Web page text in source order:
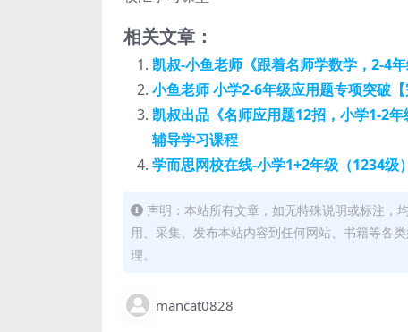
相关文章：
凯叔-小鱼老师《跟着名师学数学，2-4
小鱼老师 小学2-6年级应用题专项突破
凯叔出品《名师应用题12招，小学1-2
辅导学习课程
学而思网校在线-小学1+2年级（1234
声明：本站所有文章，如无特殊说明或标注，
用、采集、发布本站内容到任何网站、书籍等各
理。
mancat0828